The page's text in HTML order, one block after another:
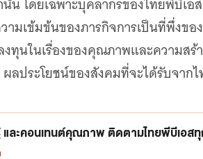
ามเข้มข้นของภารกิจการเป็นที่พึ่ง
ทุนในเรื่องของคุณภาพและความสร้
ลประโยชน์ของสังคมที่จะได้รับจาก
และคอนเทนต์คุณภาพ ติดตามไทยพีบีเอส